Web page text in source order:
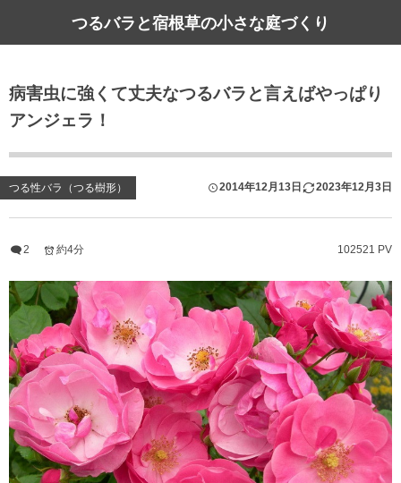
つるバラと宿根草の小さな庭づくり
病害虫に強くて丈夫なつるバラと言えばやっぱり
アンジェラ！
つる性バラ（つる樹形） 2014年12月13日 2023年12月3日
2 102521 PV
約4分